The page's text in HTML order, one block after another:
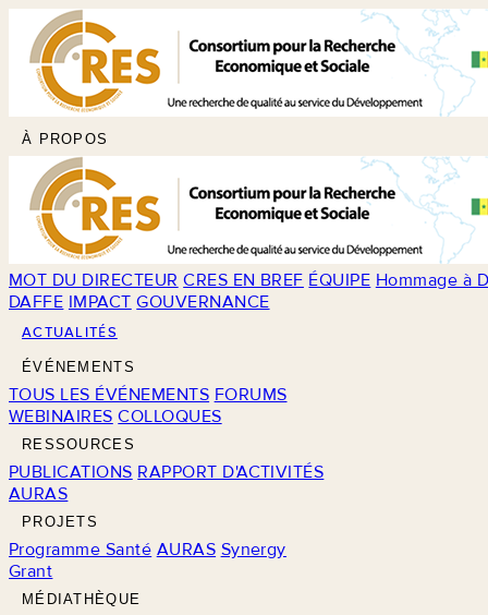
À PROPOS
MOT DU DIRECTEUR CRES EN BREF ÉQUIPE Hommage à
DAFFE IMPACT GOUVERNANCE
ACTUALITÉS
ÉVÉNEMENTS
TOUS LES ÉVÉNEMENTS FORUMS
WEBINAIRES COLLOQUES
RESSOURCES
PUBLICATIONS RAPPORT D'ACTIVITÉS
AURAS
PROJETS
Programme Santé AURAS Synergy
Grant
MÉDIATHÈQUE